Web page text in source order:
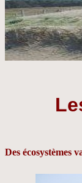
Des écosystèmes